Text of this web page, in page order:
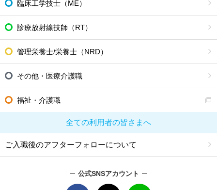
臨床工学技士（ME）
診療放射線技師（RT）
管理栄養士/栄養士（NRD）
その他・医療介護職
福祉・介護職
全ての利用者の皆さまへ
ご入職後のアフターフォローについて
公式SNSアカウント